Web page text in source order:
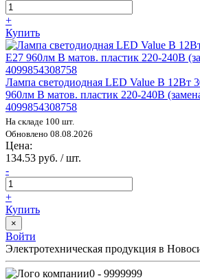
+
Купить
Лампа светодиодная LED Value B 12Вт
960лм B матов. пластик 220-240В
4099854308758
На складе 100 шт.
Обновлено 08.08.2026
Цена:
134.53 руб. / шт.
-
+
Купить
×
Войти
Электротехническая продукция в
0 - 9999999